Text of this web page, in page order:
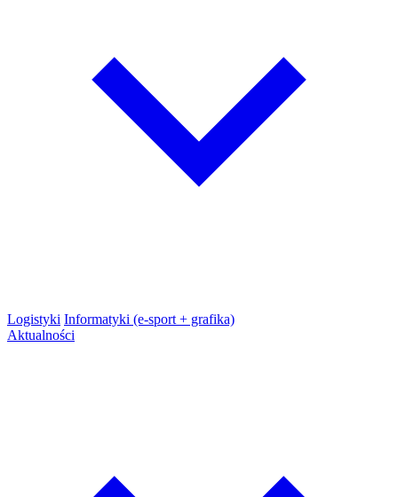
Logistyki Informatyki (e-sport + grafika)
Aktualności